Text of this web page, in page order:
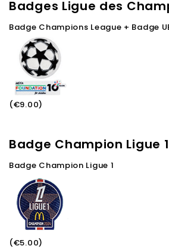
Badges Ligue des
Badge Champions League + Badge
(€9.00)
Badge Champion Ligue 1
Badge Champion Ligue 1
(€5.00)